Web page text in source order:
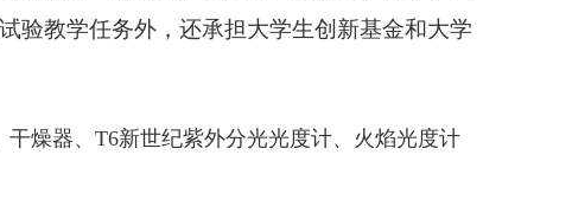
验教学任务外，还承担大学生创新基金和大学
燥器、T6新世纪紫外分光光度计、火焰光度计